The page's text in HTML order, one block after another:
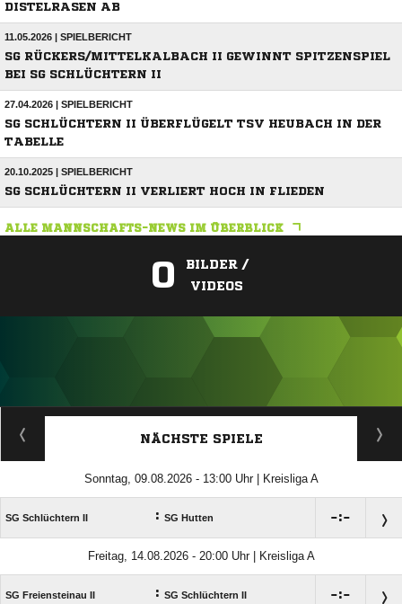
DISTELRASEN AB
11.05.2026 | SPIELBERICHT
SG RÜCKERS/MITTELKALBACH II GEWINNT SPITZENSPIEL
BEI SG SCHLÜCHTERN II
27.04.2026 | SPIELBERICHT
SG SCHLÜCHTERN II ÜBERFLÜGELT TSV HEUBACH IN DER
TABELLE
20.10.2025 | SPIELBERICHT
SG SCHLÜCHTERN II VERLIERT HOCH IN FLIEDEN
ALLE MANNSCHAFTS-NEWS IM ÜBERBLICK
0
BILDER /
VIDEOS
ANZEIGE
NÄCHSTE SPIELE
Sonntag, 09.08.2026 - 13:00 Uhr | Kreisliga A
SG Schlüchtern II : SG Hutten :
Freitag, 14.08.2026 - 20:00 Uhr | Kreisliga A
SG Freiensteinau II : SG Schlüchtern II :